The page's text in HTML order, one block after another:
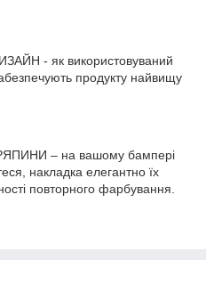
- як використовуваний
продукту найвищу
– на вашому бампері
накладка елегантно їх
повторного фарбування.